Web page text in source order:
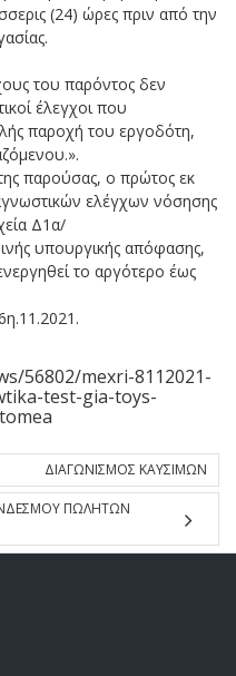
(24) ώρες πριν από την
του παρόντος δεν
έλεγχοι που
παροχή του εργοδότη,
παρούσας, ο πρώτος εκ
ελέγχων νόσησης
Δ1α/
υπουργικής απόφασης,
το αργότερο έως
56802/mexri-8112021-
test-gia-toys-
ΔΙΑΓΩΝΙΣΜΟΣ ΚΑΥΣΙΜΩΝ
ΠΩΛΗΤΩΝ